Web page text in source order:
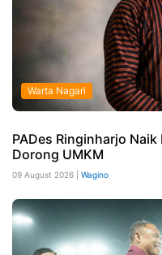
Warta Nagari
PADes Ringinharjo
Dorong UMKM
09 August 2026 | Wagino